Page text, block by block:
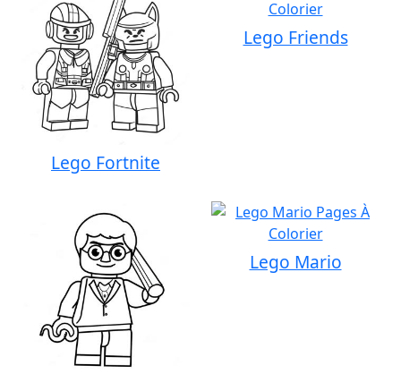
Lego Fortnite
Lego Friends
Lego Mario